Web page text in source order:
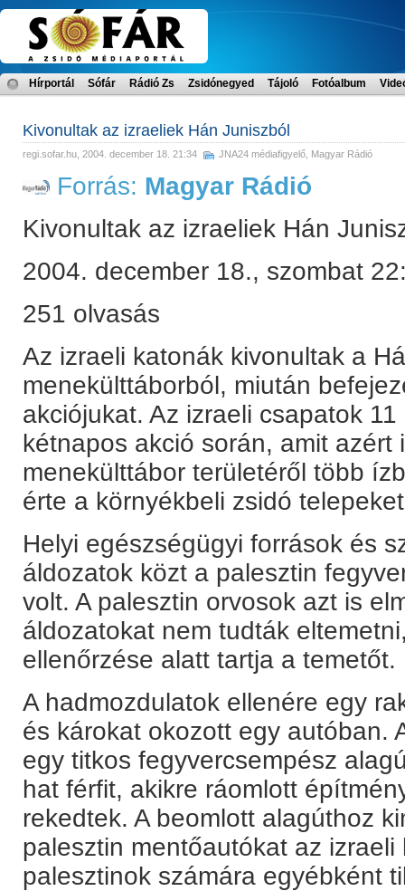
Hírportál Sófár Rádió Zs Zsidónegyed Tájoló Fotóalbum
Kivonultak az izraeliek Hán Juniszból
regi.sofar.hu , 2004. december 18. 21:34 JNA24 médiafigyelő Magyar Rádió
Forrás: Magyar Rádió
Kivonultak az izraeliek Hán
2004. december 18., szombat
251 olvasás
Az izraeli katonák kivonultak a
menekülttáborból, miután
akciójukat. Az izraeli csapatok
kétnapos akció során, amit azért
menekülttábor területéről több
érte a környékbeli zsidó
Helyi egészségügyi források és
áldozatok közt a palesztin
volt. A palesztin orvosok azt is
áldozatokat nem tudták
ellenőrzése alatt tartja a temetőt.
A hadmozdulatok ellenére egy
és károkat okozott egy autóban.
egy titkos fegyvercsempész
hat férfit, akikre ráomlott
rekedtek. A beomlott alagúthoz
palesztin mentőautókat az
palesztinok számára egyébként